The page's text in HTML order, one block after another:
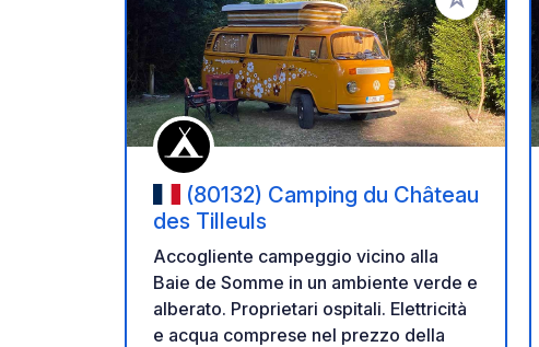
Aggiungi ai
(80132) Camping du Château
des Tilleuls
Accogliente campeggio vicino alla
Baie de Somme in un ambiente verde e
alberato. Proprietari ospitali. Elettricità
e acqua comprese nel prezzo della